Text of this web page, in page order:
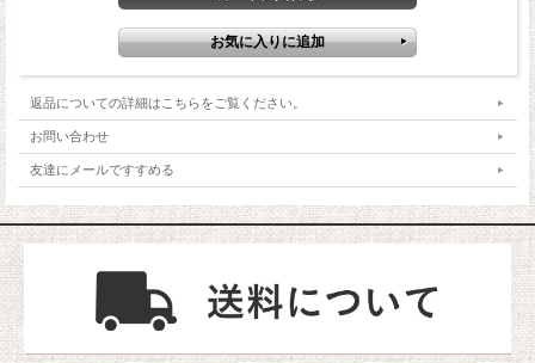
返品についての詳細はこちらをご覧ください。
お問い合わせ
友達にメールですすめる